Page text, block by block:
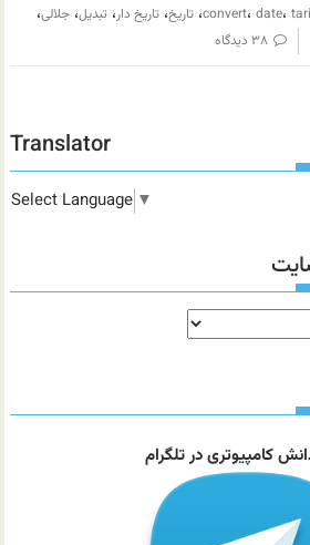
convert، date، ،تاریخ،تاریخ دار، تبدیل،جلالی،
۳۸ دیدگاه
Translator
Select Language ▼
کامپیوتری در تلگرام